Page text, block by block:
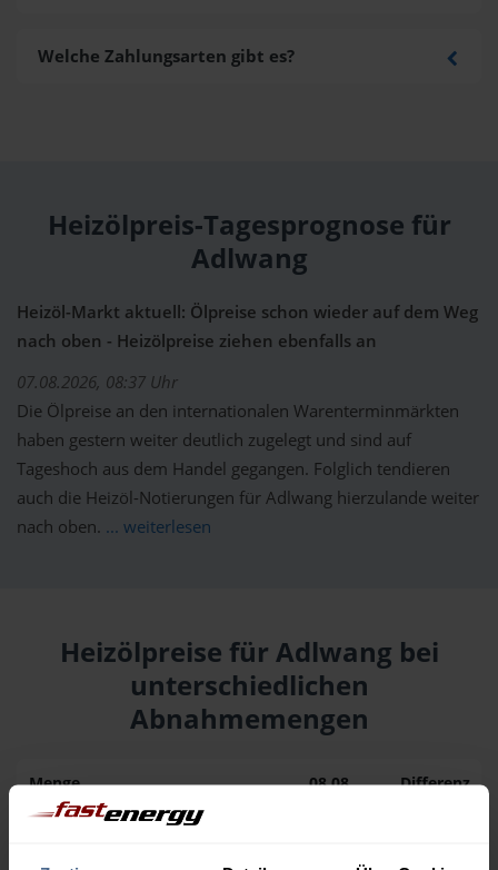
Welche Zahlungsarten gibt es?
Heizölpreis-Tagesprognose für
Adlwang
Heizöl-Markt aktuell: Ölpreise schon wieder auf dem Weg
nach oben - Heizölpreise ziehen ebenfalls an
07.08.2026, 08:37 Uhr
Die Ölpreise an den internationalen Warenterminmärkten
haben gestern weiter deutlich zugelegt und sind auf
Tageshoch aus dem Handel gegangen. Folglich tendieren
auch die Heizöl-Notierungen für Adlwang hierzulande weiter
nach oben. ... weiterlesen
Heizölpreise für Adlwang bei
unterschiedlichen
Abnahmemengen
Menge
08.08.
Differenz